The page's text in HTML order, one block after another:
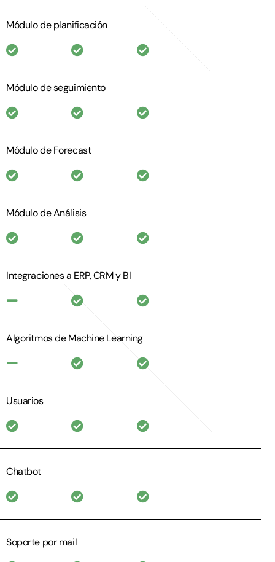
Módulo de planificación
Módulo de seguimiento
Módulo de Forecast
Módulo de Análisis
Integraciones a ERP, CRM y BI
Algoritmos de Machine Learning
Usuarios
Chatbot
Soporte por mail